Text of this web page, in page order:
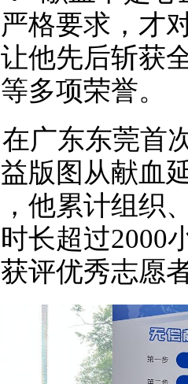
格要求，才
他先后斩获
多项荣誉。
广东东莞首
版图从献血
他累计组织
长超过2000
评优秀志愿